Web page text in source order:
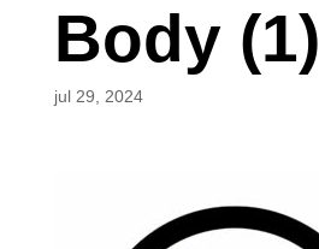
Body (1)
jul 29, 2024